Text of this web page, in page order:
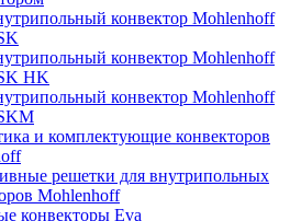
конвектор Mohlenhoff
конвектор Mohlenhoff
HK
конвектор Mohlenhoff
и комплектующие конвекторов
решетки для внутрипольных
Mohlenhoff
конвекторы Eva